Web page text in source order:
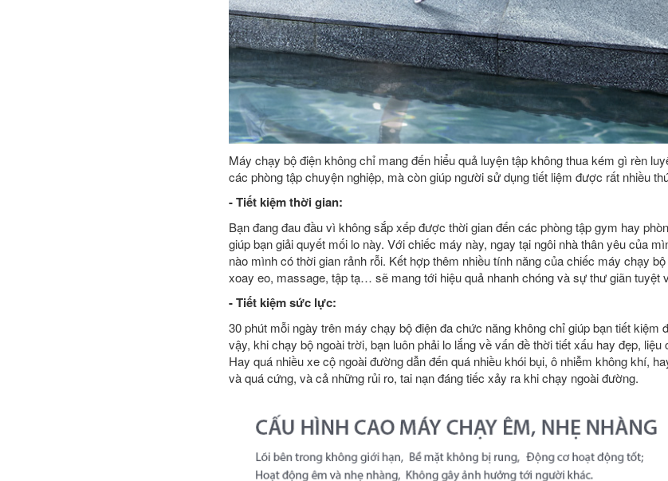
Máy chạy bộ điện không chỉ mang đến hiểu quả luyện tập không thua kém gì rèn
các phòng tập chuyện nghiệp, mà còn giúp người sử dụng tiết liệm được rất nhiều
- Tiết kiệm thời gian:
Bạn đang đau đầu vì không sắp xếp được thời gian đến các phòng tập gym hay
giúp bạn giải quyết mối lo này. Với chiếc máy này, ngay tại ngôi nhà thân yêu của
nào mình có thời gian rảnh rỗi. Kết hợp thêm nhiều tính năng của chiếc máy chạy
xoay eo, massage, tập tạ… sẽ mang tới hiệu quả nhanh chóng và sự thư giãn tuyệt
- Tiết kiệm sức lực:
30 phút mỗi ngày trên máy chạy bộ điện đa chức năng không chỉ giúp bạn tiết
vậy, khi chạy bộ ngoài trời, bạn luôn phải lo lắng về vấn đề thời tiết xấu hay đẹp,
Hay quá nhiều xe cộ ngoài đường dẫn đến quá nhiều khói bụi, ô nhiễm không khí,
và quá cứng, và cả những rủi ro, tai nạn đáng tiếc xảy ra khi chạy ngoài đường.